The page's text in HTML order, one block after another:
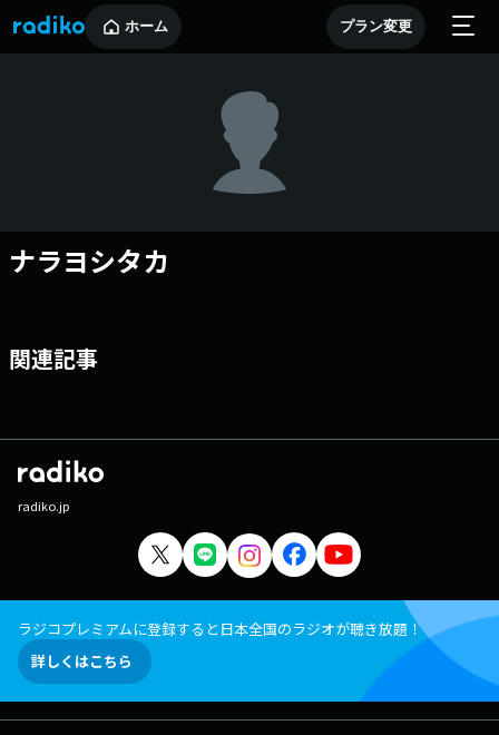
ホーム プラン変更
ナラヨシタカ
関連記事
radiko.jp
ラジコプレミアムに登録すると日本全国のラジオが聴き放題！
詳しくはこちら